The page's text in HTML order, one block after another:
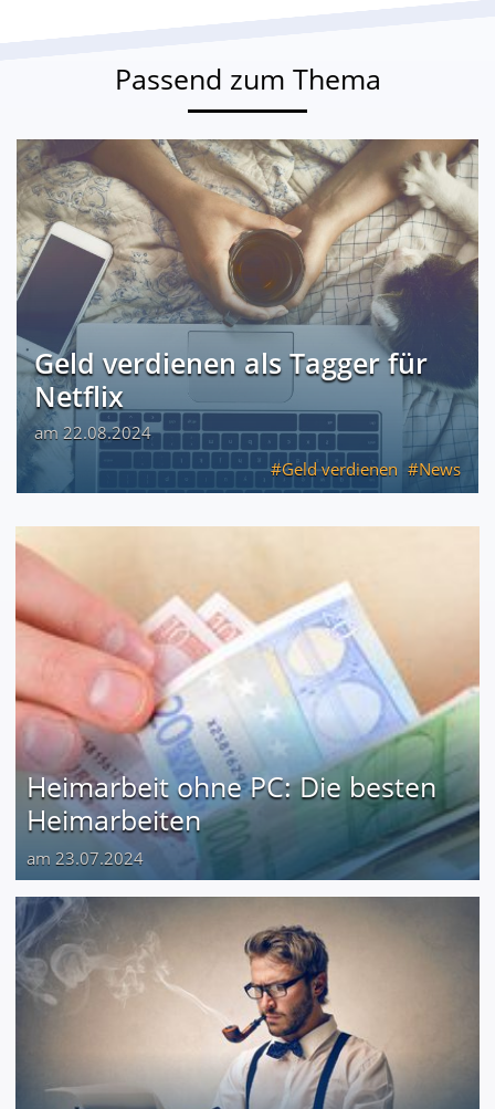
Passend zum Thema
Geld verdienen als Tagger für
Netflix
am 22.08.2024
Geld verdienen
News
Heimarbeit ohne PC: Die besten
Heimarbeiten
am 23.07.2024